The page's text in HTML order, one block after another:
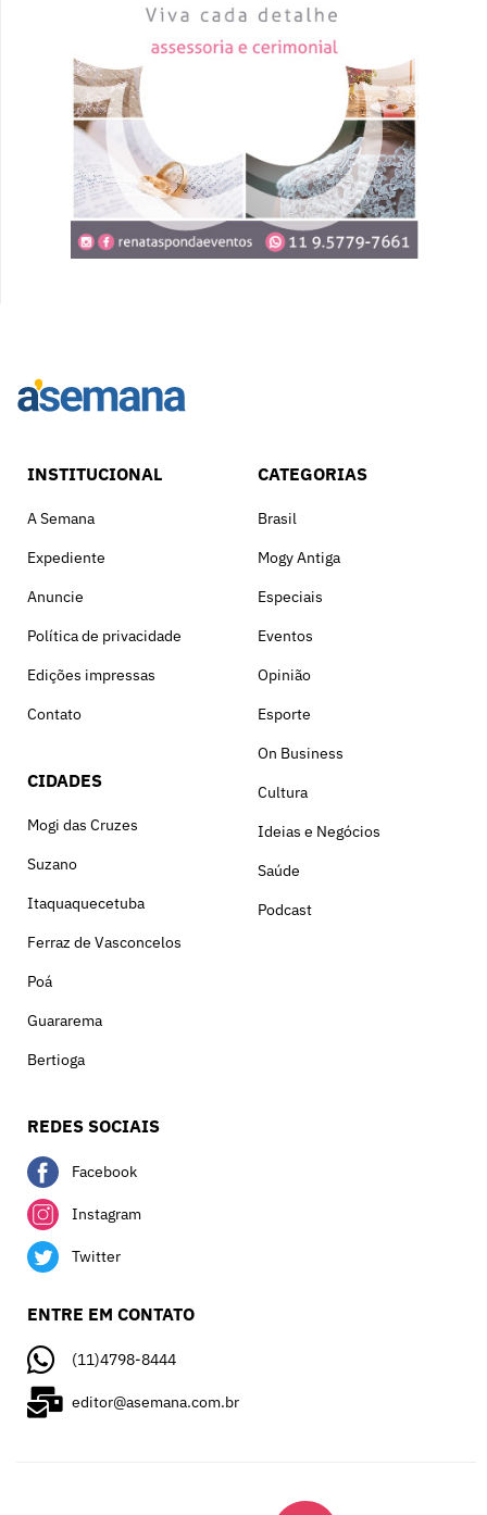
INSTITUCIONAL
A Semana
Expediente
Anuncie
Política de privacidade
Edições impressas
Contato
CIDADES
Mogi das Cruzes
Suzano
Itaquaquecetuba
Ferraz de Vasconcelos
Poá
Guararema
Bertioga
CATEGORIAS
Brasil
Mogy Antiga
Especiais
Eventos
Opinião
Esporte
On Business
Cultura
Ideias e Negócios
Saúde
Podcast
REDES SOCIAIS
Facebook
Instagram
Twitter
ENTRE EM CONTATO
(11)4798-8444
editor@asemana.com.br